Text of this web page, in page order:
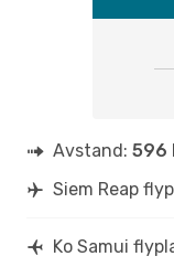
Avstand: 596
Siem Reap
Ko Samui